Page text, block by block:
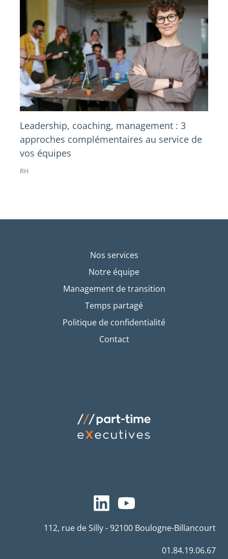
Leadership, coaching, management : 3
approches complémentaires au service de
vos équipes
RH
Nos services
Notre équipe
Management de transition
Temps partagé
Politique de confidentialité
Contact
112, rue de Silly - 92100 Boulogne-Billancourt
01.84.19.06.67